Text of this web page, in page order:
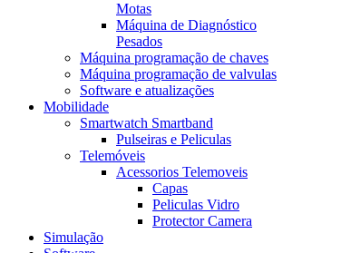
Motas
Máquina de Diagnóstico
Pesados
Máquina programação de chaves
Máquina programação de valvulas
Software e atualizações
Mobilidade
Smartwatch Smartband
Pulseiras e Peliculas
Telemóveis
Acessorios Telemoveis
Capas
Peliculas Vidro
Protector Camera
Simulação